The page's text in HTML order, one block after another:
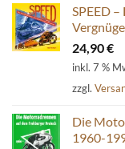
SPEED
24,90€
inkl. 7 %
zzgl.
Die
1960-